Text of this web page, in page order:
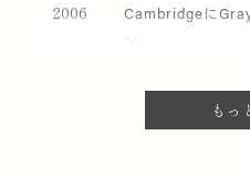
2006
Cambridgeに
ン
東京・代々木上
もっ